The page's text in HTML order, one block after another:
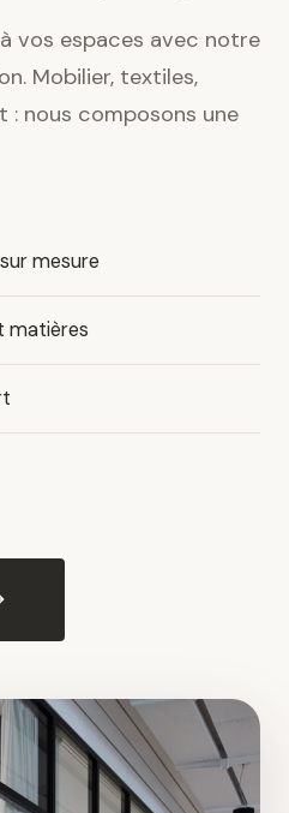
vos espaces avec notre
Mobilier, textiles,
: nous composons une
mesure
matières